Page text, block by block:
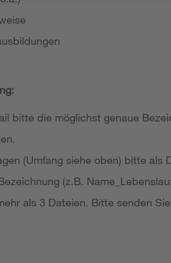
bitte die möglichst genaue
(Umfang siehe oben) bitte als
(z.B.
als 3 Dateien. Bitte senden